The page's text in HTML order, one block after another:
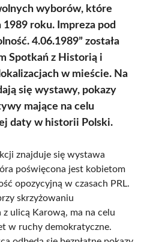
wyborów, które
roku. Impreza pod
4.06.1989” została
Spotkań z Historią i
w mieście. Na
się wystawy, pokazy
mające na celu
daty w historii Polski.
znajduje się wystawa
poświęcona jest kobietom
opozycyjną w czasach PRL.
skrzyżowaniu
z ulicą Karową, ma na celu
w ruchy demokratyczne.